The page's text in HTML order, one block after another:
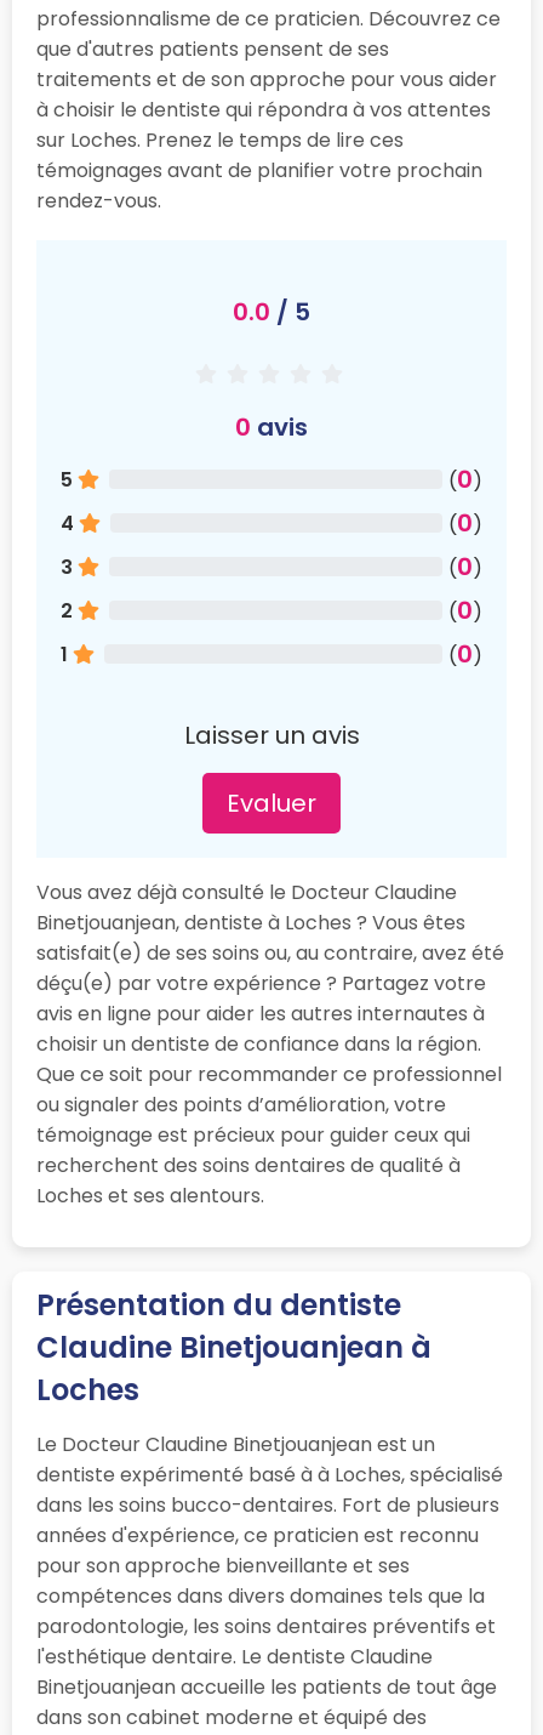
professionnalisme de ce praticien. Découvrez ce
que d'autres patients pensent de ses
traitements et de son approche pour vous aider
à choisir le dentiste qui répondra à vos attentes
sur Loches. Prenez le temps de lire ces
témoignages avant de planifier votre prochain
rendez-vous.
0.0 / 5
0 avis
5 (0)
4
(0)
3
(0)
2
(0)
1
(0)
Laisser un avis
Evaluer
Vous avez déjà consulté le Docteur Claudine
Binetjouanjean, dentiste à Loches ? Vous êtes
satisfait(e) de ses soins ou, au contraire, avez été
déçu(e) par votre expérience ? Partagez votre
avis en ligne pour aider les autres internautes à
choisir un dentiste de confiance dans la région.
Que ce soit pour recommander ce professionnel
ou signaler des points d’amélioration, votre
témoignage est précieux pour guider ceux qui
recherchent des soins dentaires de qualité à
Loches et ses alentours.
Présentation du dentiste
Claudine Binetjouanjean à
Loches
Le Docteur Claudine Binetjouanjean est un
dentiste expérimenté basé à à Loches, spécialisé
dans les soins bucco-dentaires. Fort de plusieurs
années d'expérience, ce praticien est reconnu
pour son approche bienveillante et ses
compétences dans divers domaines tels que la
parodontologie, les soins dentaires préventifs et
l'esthétique dentaire. Le dentiste Claudine
Binetjouanjean accueille les patients de tout âge
dans son cabinet moderne et équipé des